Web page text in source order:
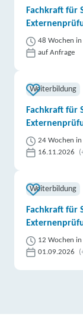
Fachkraft für
48 Wochen in
auf Anfrage
Weiterbildung
Fachkraft für
24 Wochen in
16.11.2026
Weiterbildung
Fachkraft für
12 Wochen in
01.09.2026